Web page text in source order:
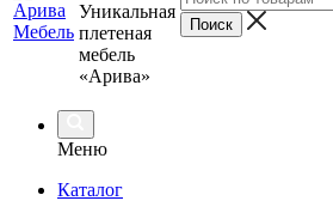
Уникальная
плетеная
мебель
«Арива»
Меню
Каталог